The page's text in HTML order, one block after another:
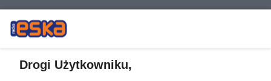
Drogi Użytkowniku,